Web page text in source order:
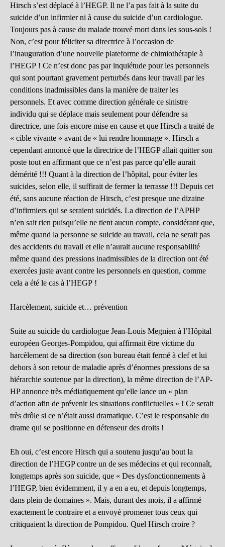
Hirsch s’est déplacé à l’HEGP. Il ne l’a pas fait à la suite du
suicide d’un infirmier ni à cause du suicide d’un cardiologue.
Toujours pas à cause du malade trouvé mort dans les sous-sols !
Non, c’est pour féliciter sa directrice à l’occasion de
l’inauguration d’une nouvelle plateforme de chimiothérapie à
l’HEGP ! Ce n’est donc pas par inquiétude pour les personnels
qui sont pourtant gravement perturbés dans leur travail par les
conditions inadmissibles dans la manière de traiter les
personnels. Et avec comme direction générale ce sinistre
individu qui se déplace mais seulement pour défendre sa
directrice, une fois encore mise en cause et que Hirsch a traité de
« cible vivante » avant de « lui rendre hommage ». Hirsch a
cependant annoncé que la directrice de l’HEGP allait quitter son
poste tout en affirmant que ce n’est pas parce qu’elle aurait
démérité !!! Quant à la direction de l’hôpital, pour éviter les
suicides, selon elle, il suffirait de fermer la terrasse !!! Depuis cet
été, sans aucune réaction de Hirsch, c’est presque une dizaine
d’infirmiers qui se seraient suicidés. La direction de l’APHP
n’en sait rien puisqu’elle ne tient aucun compte, considérant que,
même quand la personne se suicide au travail, cela ne serait pas
des accidents du travail et elle n’aurait aucune responsabilité
même quand des pressions inadmissibles de la direction ont été
exercées juste avant contre les personnels en question, comme
cela a été le cas à l’HEGP !
Harcèlement, suicide et… prévention
Suite au suicide du cardiologue Jean-Louis Megnien à l’Hôpital
européen Georges-Pompidou, qui affirmait être victime du
harcèlement de sa direction (son bureau était fermé à clef et lui
dehors à son retour de maladie après d’énormes pressions de sa
hiérarchie soutenue par la direction), la même direction de l’AP-
HP annonce très médiatiquement qu’elle lance un « plan
d’action afin de prévenir les situations conflictuelles » ! Ce serait
très drôle si ce n’était aussi dramatique. C’est le responsable du
drame qui se positionne en défenseur des droits !
Eh oui, c’est encore Hirsch qui a soutenu jusqu’au bout la
direction de l’HEGP contre un de ses médecins et qui reconnaît,
longtemps après son suicide, que « Des dysfonctionnements à
l’HEGP, bien évidemment, il y a en a eu, et depuis longtemps,
dans plein de domaines ». Mais, durant des mois, il a affirmé
exactement le contraire et a envoyé promener tous ceux qui
critiquaient la direction de Pompidou. Quel Hirsch croire ?